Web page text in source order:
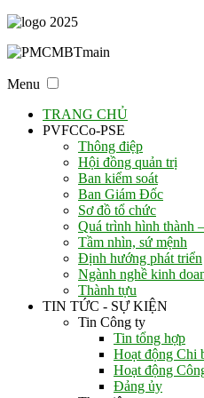
Menu
TRANG CHỦ
PVFCCo-PSE
Thông điệp
Hội đồng quản trị
Ban kiểm soát
Ban Giám Đốc
Sơ đồ tổ chức
Quá trình hình thành
Tầm nhìn, sứ mệnh
Định hướng phát triển
Ngành nghề kinh
Thành tựu
TIN TỨC - SỰ KIỆN
Tin Công ty
Tin tổng hợp
Hoạt động Chi
Hoạt động
Đảng ủy